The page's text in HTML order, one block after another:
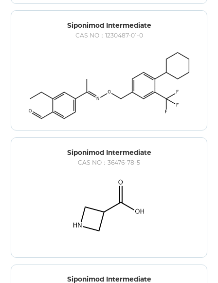
Siponimod Intermediate
CAS NO：1230487-01-0
Siponimod Intermediate
CAS NO：36476-78-5
Siponimod Intermediate